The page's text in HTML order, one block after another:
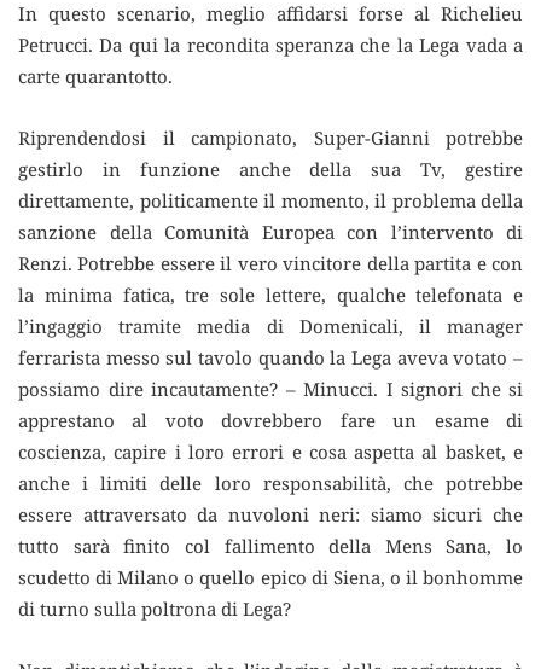
In questo scenario, meglio affidarsi forse al Richelieu
Petrucci. Da qui la recondita speranza che la Lega vada a
carte quarantotto.
Riprendendosi il campionato, Super-Gianni potrebbe
gestirlo in funzione anche della sua Tv, gestire
direttamente, politicamente il momento, il problema della
sanzione della Comunità Europea con l’intervento di
Renzi. Potrebbe essere il vero vincitore della partita e con
la minima fatica, tre sole lettere, qualche telefonata e
l’ingaggio tramite media di Domenicali, il manager
ferrarista messo sul tavolo quando la Lega aveva votato –
possiamo dire incautamente? – Minucci. I signori che si
apprestano al voto dovrebbero fare un esame di
coscienza, capire i loro errori e cosa aspetta al basket, e
anche i limiti delle loro responsabilità, che potrebbe
essere attraversato da nuvoloni neri: siamo sicuri che
tutto sarà finito col fallimento della Mens Sana, lo
scudetto di Milano o quello epico di Siena, o il bonhomme
di turno sulla poltrona di Lega?